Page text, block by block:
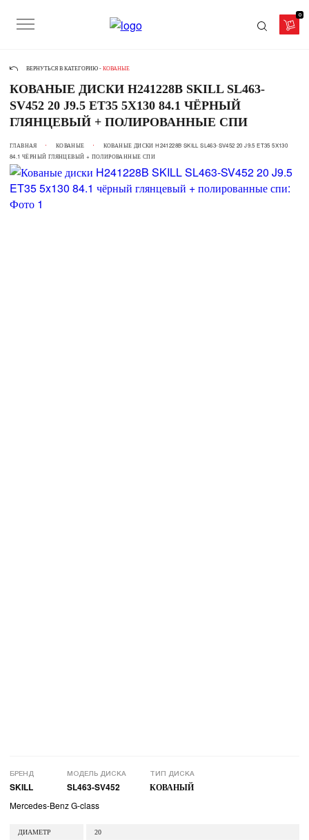
0
ВЕРНУТЬСЯ В КАТЕГОРИЮ - КОВАНЫЕ
КОВАНЫЕ ДИСКИ H241228B SKILL SL463-
SV452 20 J9.5 ET35 5X130 84.1 ЧЁРНЫЙ
ГЛЯНЦЕВЫЙ + ПОЛИРОВАННЫЕ СПИ
ГЛАВНАЯ КОВАНЫЕ
КОВАНЫЕ ДИСКИ H241228B SKILL SL463-SV452 20 J9.5 ET35 5X130
84.1 ЧЁРНЫЙ ГЛЯНЦЕВЫЙ + ПОЛИРОВАННЫЕ СПИ
БРЕНД
SKILL
МОДЕЛЬ ДИСКА
SL463-SV452
ТИП ДИСКА
КОВАНЫЙ
Mercedes-Benz G-class
ДИАМЕТР 20